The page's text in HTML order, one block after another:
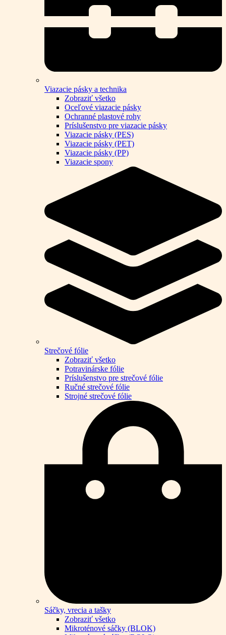
Viazacie pásky a technika
Zobraziť všetko
Oceľové viazacie pásky
Ochranné plastové rohy
Príslušenstvo pre viazacie pásky
Viazacie pásky (PES)
Viazacie pásky (PET)
Viazacie pásky (PP)
Viazacie spony
Strečové fólie
Zobraziť všetko
Potravinárske fólie
Príslušenstvo pre strečové fólie
Ručné strečové fólie
Strojné strečové fólie
Sáčky, vrecia a tašky
Zobraziť všetko
Mikroténové sáčky (BLOK)